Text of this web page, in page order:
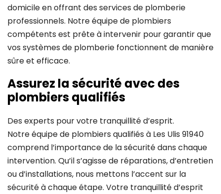
domicile en offrant des services de plomberie
professionnels. Notre équipe de plombiers
compétents est prête à intervenir pour garantir que
vos systèmes de plomberie fonctionnent de manière
sûre et efficace.
Assurez la sécurité avec des
plombiers qualifiés
Des experts pour votre tranquillité d’esprit.
Notre équipe de plombiers qualifiés à Les Ulis 91940
comprend l’importance de la sécurité dans chaque
intervention. Qu’il s’agisse de réparations, d’entretien
ou d’installations, nous mettons l’accent sur la
sécurité à chaque étape. Votre tranquillité d’esprit